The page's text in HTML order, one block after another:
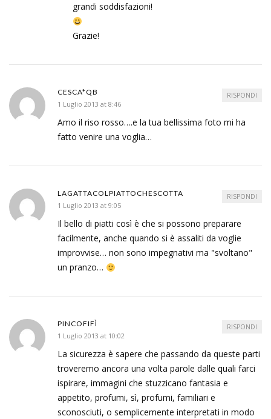
grandi soddisfazioni!
Grazie!
CESCA*QB
1 Luglio 2013 at 8:46
Amo il riso rosso….e la tua bellissima foto mi ha
fatto venire una voglia…
RISPONDI
LAGATTACOLPIATTOCHESCOTTA
1 Luglio 2013 at 9:05
Il bello di piatti così è che si possono preparare
facilmente, anche quando si è assaliti da voglie
improvvise… non sono impegnativi ma "svoltano"
un pranzo…
RISPONDI
PINCOFIFÌ
1 Luglio 2013 at 10:02
La sicurezza è sapere che passando da queste parti
troveremo ancora una volta parole dalle quali farci
ispirare, immagini che stuzzicano fantasia e
appetito, profumi, sì, profumi, familiari e
sconosciuti, o semplicemente interpretati in modo
RISPONDI